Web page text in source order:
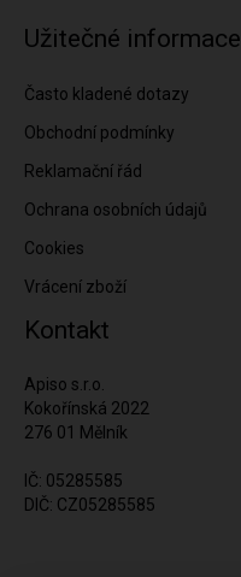
Užitečné informace
Často kladené dotazy
Obchodní podmínky
Reklamační řád
Ochrana osobních údajů
Cookies
Vrácení zboží
Kontakt
Apiso s.r.o.
Kokořínská 2022
276 01 Mělník
IČ: 05285585
DIČ: CZ05285585